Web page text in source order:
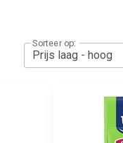
Sorteer op: